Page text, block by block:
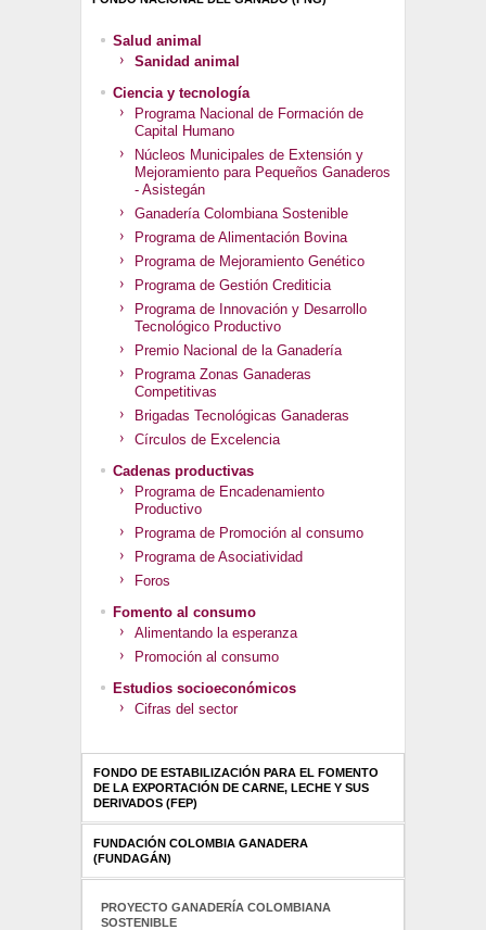
Salud animal
Sanidad animal
Ciencia y tecnología
Programa Nacional de Formación de
Capital Humano
Núcleos Municipales de Extensión y
Mejoramiento para Pequeños Ganaderos
- Asistegán
Ganadería Colombiana Sostenible
Programa de Alimentación Bovina
Programa de Mejoramiento Genético
Programa de Gestión Crediticia
Programa de Innovación y Desarrollo
Tecnológico Productivo
Premio Nacional de la Ganadería
Programa Zonas Ganaderas
Competitivas
Brigadas Tecnológicas Ganaderas
Círculos de Excelencia
Cadenas productivas
Programa de Encadenamiento
Productivo
Programa de Promoción al consumo
Programa de Asociatividad
Foros
Fomento al consumo
Alimentando la esperanza
Promoción al consumo
Estudios socioeconómicos
Cifras del sector
FONDO DE ESTABILIZACIÓN PARA EL FOMENTO
DE LA EXPORTACIÓN DE CARNE, LECHE Y SUS
DERIVADOS (FEP)
FUNDACIÓN COLOMBIA GANADERA
(FUNDAGÁN)
PROYECTO GANADERÍA COLOMBIANA
SOSTENIBLE